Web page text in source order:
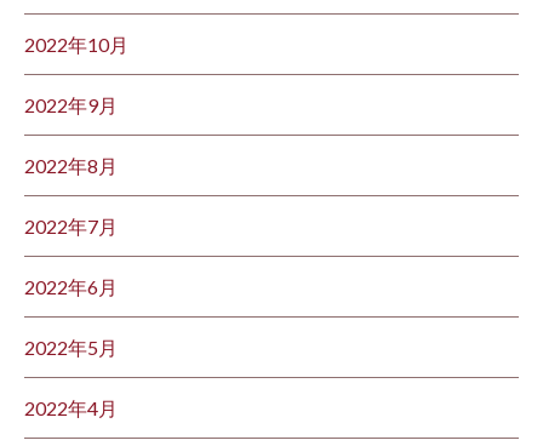
2022年10月
2022年9月
2022年8月
2022年7月
2022年6月
2022年5月
2022年4月